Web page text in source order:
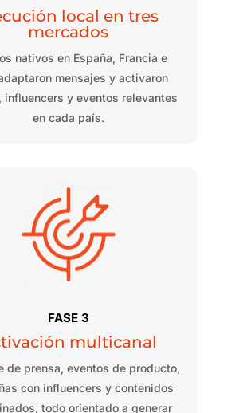
local en tres
mercados
nativos en España, Francia e
mensajes y activaron
influencers y eventos relevantes
en cada país.
FASE 3
multicanal
de prensa, eventos de producto,
con influencers y contenidos
todo orientado a generar